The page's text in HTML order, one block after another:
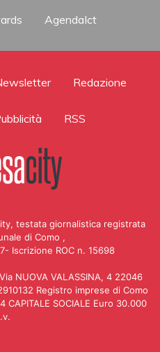
AgendaIct
Redazione
RSS
testata giornalistica registrata
di Como ,
Iscrizione ROC n. 15698
NUOVA VALASSINA, 4 22046
Registro imprese di Como
SOCIALE Euro 30.000